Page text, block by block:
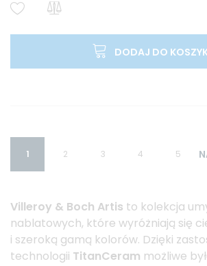
DODAJ DO
1 2 3 4 5
Villeroy & Boch Artis to kolekcja
nablatowych, które wyróżniają się
i szeroką gamą kolorów. Dzięki
technologii TitanCeram możliwe